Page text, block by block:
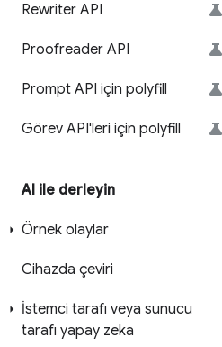
Rewriter API
Proofreader API
Prompt API için polyfill
Görev API'leri için polyfill
AI ile derleyin
Örnek olaylar
Cihazda çeviri
İstemci tarafı veya sunucu
tarafı yapay zeka